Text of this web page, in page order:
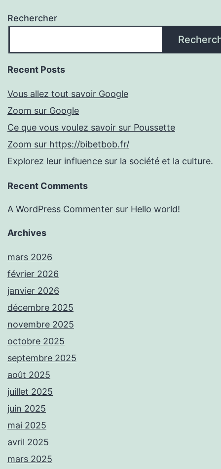
Rechercher
Recent Posts
Vous allez tout savoir Google
Zoom sur Google
Ce que vous voulez savoir sur Poussette
Zoom sur https://bibetbob.fr/
Explorez leur influence sur la société et la culture.
Recent Comments
A WordPress Commenter sur Hello world!
Archives
mars 2026
février 2026
janvier 2026
décembre 2025
novembre 2025
octobre 2025
septembre 2025
août 2025
juillet 2025
juin 2025
mai 2025
avril 2025
mars 2025